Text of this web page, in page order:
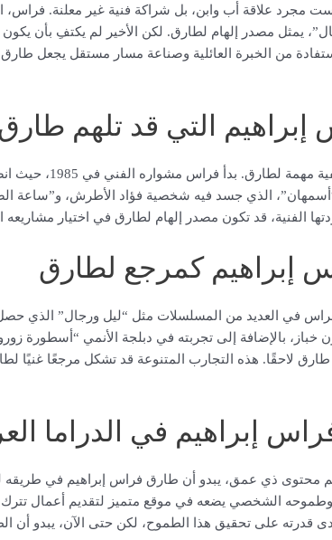
مجرد علاقة أب وابن، بل شراكة فنية غير معلنة. فراس،
يمثل مصدر إلهام لطارق. لكن الأخير لم يكتفِ بأن يكون
من الخبرة العائلية وصناعة مسار مستقل يجعل
إبراهيم التي قد تلهم
لعل أعمال والده فراس
“أسمهان”، الذي جسد فيه شخصية فؤاد الأطرش، و”ساعة
الفنية، قد تكون مصدر إلهام لطارق في اختيار مشاريعه
إبراهيم كمرجع لطارق
في العديد من المسلسلات مثل “ليل ورجال” الذي
بدور جون خباز، بالإضافة إلى تجربته في دبلجة الأنمي “أسطورة
لاحقًا. هذه التجارب المتنوعة قد تشكل مرجعًا غنيًا
إبراهيم في الدراما
محتوى ذي عمق، يبدو أن طارق فراس إبراهيم في طريقه
وطموحه الشخصي يضعه في موقع متميز لتقديم أعمال
قدرته على تحقيق هذا الطموح، لكن حتى الآن، يبدو أن